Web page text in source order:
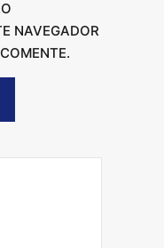
NAVEGADOR